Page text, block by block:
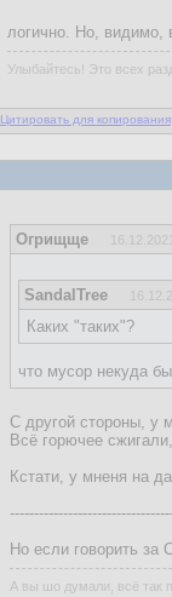
логично. Но, видимо,
Улыбайтесь! Это всех
Цитировать для копирования
Огрищще
SandalTree
Каких "таких"?
что мусор некуда
С другой стороны, у
Всё горючее
Кстати, у мненя на
Но если говорить
А вы шо думали, всё так